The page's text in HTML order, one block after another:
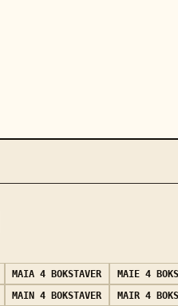
MAIA 4 BOKSTAVER MAIE 4
MAIN 4 BOKSTAVER MAIR 4